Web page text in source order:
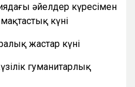
әйелдер күресімен
күні
жастар күні
гуманитарлық